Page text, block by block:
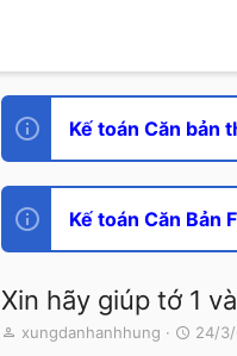
Kế toán Căn bản
Kế toán Căn Bản
Xin hãy giúp tớ 1
T
xungdanhanhhung
N
24/